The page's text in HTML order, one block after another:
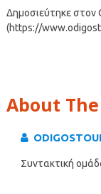
Δημοσιεύτηκε στον
(https://
About
Συντακτική